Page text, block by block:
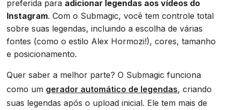
preferida para adicionar legendas aos vídeos do
Instagram. Com o Submagic, você tem controle total
sobre suas legendas, incluindo a escolha de várias
fontes (como o estilo Alex Hormozi!), cores, tamanho
e posicionamento.
Quer saber a melhor parte? O Submagic funciona
como um gerador automático de legendas, criando
suas legendas após o upload inicial. Ele tem mais de